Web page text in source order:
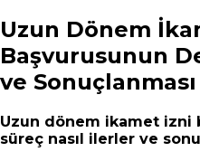
Uzun Dönem
Başvurusunun
ve Sonuçlanması
Uzun dönem ikamet izni
süreç nasıl ilerler ve